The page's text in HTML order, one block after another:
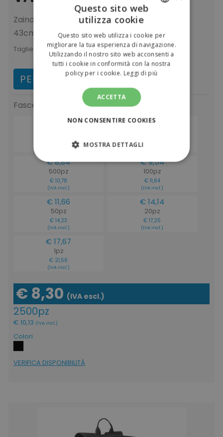
Zaino per laptop 300D RPET - Dim: 32 x 21.5 x
43cm
Taglie: UNICA
PERSONALIZZA E ACQUISTA
Fasce di prezzo (IVA escl.)
€ 8,30 € 8,48
(IVA incl.)
€ 8,84
500pz
€ 10,78
(IVA incl.)
€ 9,54
100pz
€ 11,64
(IVA incl.)
€ 11,66
50pz
€ 14,23
(IVA incl.)
€ 14,14
20pz
€ 17,25
(IVA incl.)
€ 17,67
1pz
€ 21,56
(IVA incl.)
€ 8,30 (IVA escl.)
2500pz
€ 10,13 (IVA incl.)
Colori
VERIFICA DISPONIBILITÁ
ENGLISH
Questo sito web
utilizza cookie
Questo sito web utilizza i cookie per
migliorare la tua esperienza di navigazione.
Utilizzando il nostro sito web acconsenti a
tutti i cookie in conformità con la nostra
policy per i cookie. Leggi di più
ACCETTA
NON CONSENTIRE COOKIES
MOSTRA DETTAGLI
STRETTAMENTE NECESSARI
PERFORMANCE
TARGETING
NON CLASSIFICATI
Strettamente necessari
Performance
funzionalità principali del sito web come
l'accesso dell'utente e la gestione dell'account.